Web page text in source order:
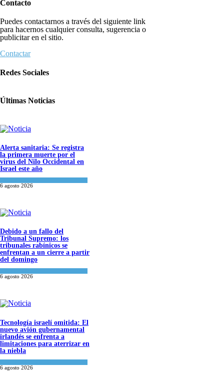
Contacto
Puedes contactarnos a través del siguiente link
para hacernos cualquier consulta, sugerencia o
publicitar en el sitio.
Contactar
Redes Sociales
Últimas Noticias
Alerta sanitaria: Se registra
la primera muerte por el
virus del Nilo Occidental en
Israel este año
6 agosto 2026
Debido a un fallo del
Tribunal Supremo: los
tribunales rabínicos se
enfrentan a un cierre a partir
del domingo
6 agosto 2026
Tecnología israelí omitida: El
nuevo avión gubernamental
irlandés se enfrenta a
limitaciones para aterrizar en
la niebla
6 agosto 2026